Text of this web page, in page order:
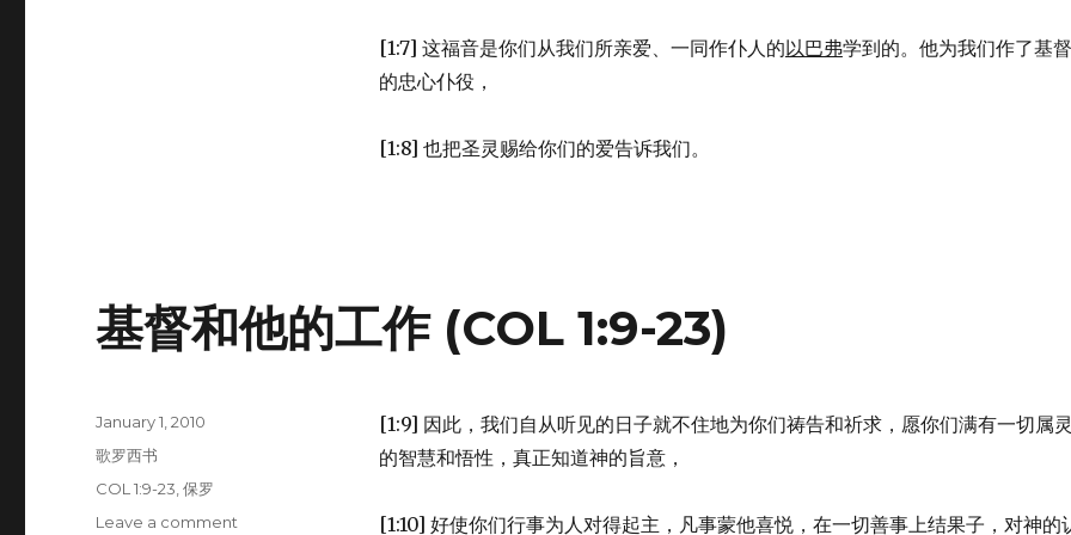
[1:7] 这福音是你们从我们所亲爱、一同作仆人的以巴弗学到的。他为我们作了基督
的忠心仆役，
[1:8] 也把圣灵赐给你们的爱告诉我们。
基督和他的工作 (COL 1:9-23)
[1:9] 因此，我们自从听见的日子就不住地为你们祷告和祈求，愿你们满有一切属灵
的智慧和悟性，真正知道神的旨意，
[1:10] 好使你们行事为人对得起主，凡事蒙他喜悦，在一切善事上结果子，对神的
Posted
on
January 1, 2010
Categories
歌罗西书
Tags
COL 1:9-23 ,保罗
Leave a comment